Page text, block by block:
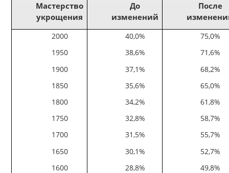
Мастерство
укрощения
До
изменений
После
2000
1950
1900
1850
1800
1750
1700
1650
1600
40,0%
38,6%
37,1%
35,6%
34,2%
32,8%
31,5%
30,1%
28,8%
75,0%
71,6%
68,2%
65,0%
61,8%
58,7%
55,7%
52,7%
49,8%